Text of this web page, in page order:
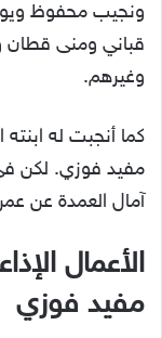
ونجيب محفوظ
قباني ومنى قطان
وغيرهم.
كما أنجبت له ابنته
آمال العمدة عن عمر
الأعمال
مفيد فوزي